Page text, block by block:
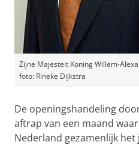
Zijne Majesteit Koning Willem-
foto: Rineke Dijkstra
De openingshandeling
aftrap van een maand
Nederland gezamenlijk